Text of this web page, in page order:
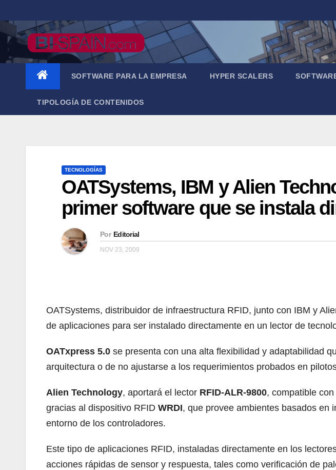
al
contenido
SOFTWARE PARA LA EMPRESA HYPER SCALERS
TIPOLOGÍA DE CONTENIDOS
TECNOLOGÍAS
OATSystems, IBM y Alien
primer software que se instala
Por Editorial
NOV 23, 2009
OATSystems, distribuidor de infraestructura RFID, junto con IBM y
de aplicaciones para ser instalado directamente en un lector de
OATxpress 5.0 se presenta con una alta flexibilidad y adaptabilidad
arquitectura o de no ajustarse a los requerimientos probados en
Alien Technology, aportará el lector RFID-ALR-9800, compatible con
gracias al dispositivo RFID WRDI, que provee ambientes basados en
entorno de los controladores.
Este tipo de aplicaciones RFID, instaladas directamente en los
acciones rápidas de sensor y respuesta, tales como verificación de